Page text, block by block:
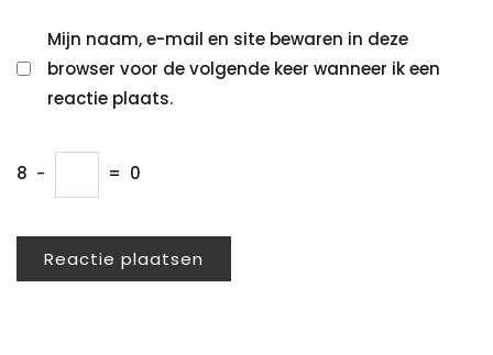
Mijn naam, e-mail en site bewaren in deze
browser voor de volgende keer wanneer ik een
reactie plaats.
8 − = 0